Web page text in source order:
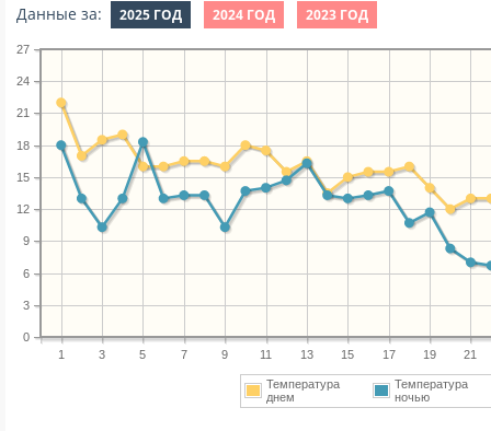
Данные за: 2025 ГОД 2024 ГОД 2023 ГОД
1 3 5 7 9 11 13 15 17 19 21
0
3
6
9
12
15
18
21
24
27
Температура
днем
Температура
ночью